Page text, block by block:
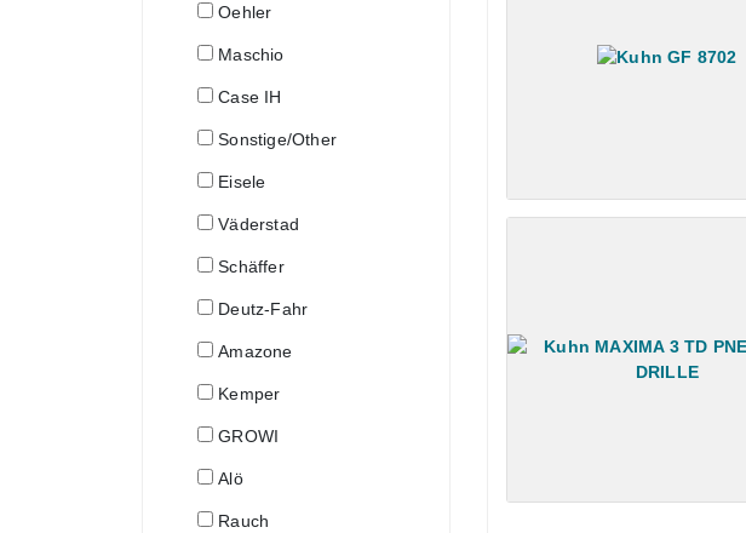
Oehler
Maschio
Case IH
Sonstige/Other
Eisele
Väderstad
Schäffer
Deutz-Fahr
Amazone
Kemper
GROWI
Alö
Rauch